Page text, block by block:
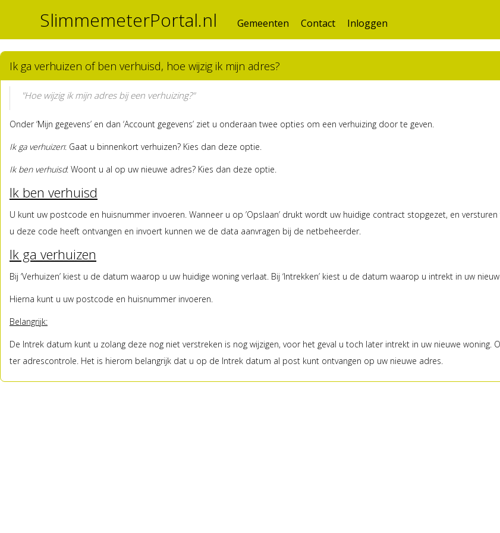
SlimmemeterPortal.nl Gemeenten Contact Inloggen
Ik ga verhuizen of ben verhuisd, hoe wijzig ik mijn adres?
"Hoe wijzig ik mijn adres bij een verhuizing?"
Onder ‘Mijn gegevens’ en dan ‘Account gegevens’ ziet u onderaan twee opties om een verhuizing door te geven.
Ik ga verhuizen: Gaat u binnenkort verhuizen? Kies dan deze optie.
Ik ben verhuisd: Woont u al op uw nieuwe adres? Kies dan deze optie.
Ik ben verhuisd
U kunt uw postcode en huisnummer invoeren. Wanneer u op ’Opslaan’ drukt wordt uw huidige contract stopgezet, en
u deze code heeft ontvangen en invoert kunnen we de data aanvragen bij de netbeheerder.
Ik ga verhuizen
Bij ‘Verhuizen’ kiest u de datum waarop u uw huidige woning verlaat. Bij ‘Intrekken’ kiest u de datum waarop u intrekt in uw
Hierna kunt u uw postcode en huisnummer invoeren.
Belangrijk:
De Intrek datum kunt u zolang deze nog niet verstreken is nog wijzigen, voor het geval u toch later intrekt in uw nieuwe
ter adrescontrole. Het is hierom belangrijk dat u op de Intrek datum al post kunt ontvangen op uw nieuwe adres.